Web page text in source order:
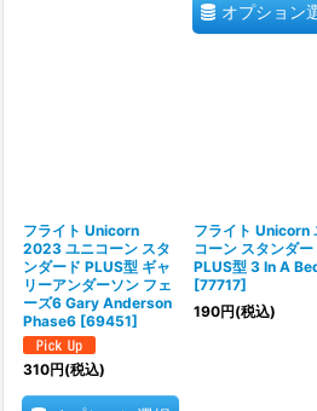
オプション
フライト Unicorn
2023 ユニコーン スタ
ンダード PLUS型 ギャ
リーアンダーソン フェ
ーズ6 Gary Anderson
Phase6 [69451]
310円(税込)
フライト Unicorn
コーン スタンダー
PLUS型 3 In A
[77717]
190円(税込)